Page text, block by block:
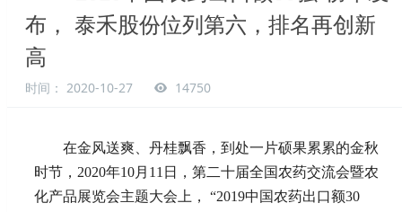
布， 泰禾股份位列第六，排名再创新
高
时间： 2020-10-27 14750
在金风送爽、丹桂飘香，到处一片硕果累累的金秋
时节，2020年10月11日，第二十届全国农药交流会暨农
化产品展览会主题大会上， “2019中国农药出口额30